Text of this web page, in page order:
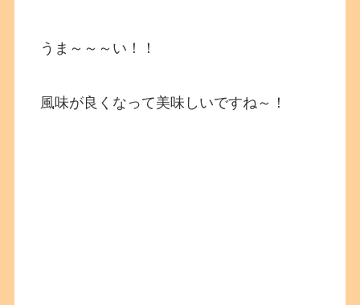
うま～～～い！！
風味が良くなって美味しいですね～！